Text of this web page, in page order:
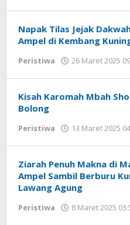
Napak Tilas Jejak
Ampel di Kembang
Peristiwa 26 Maret 2025
Kisah Karomah Mbah
Bolong
Peristiwa 13 Maret 2025
Ziarah Penuh Makna di
Ampel Sambil Berburu
Lawang Agung
Peristiwa 8 Maret 2025